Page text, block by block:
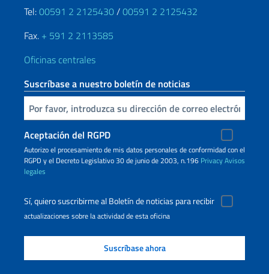
Tel:00591 2 2125430/00591 2 2125432
Fax. + 591 2 2113585
Oficinas centrales
Suscríbase a nuestro boletín de noticias
Inserta tu correo electronico
Aceptación del RGPD
Autorizo ​​el procesamiento de mis datos personales de conformidad con el
RGPD y el Decreto Legislativo 30 de junio de 2003, n.196 PrivacyAvisos
legales
Sí, quiero suscribirme al Boletín de noticias para recibir
actualizaciones sobre la actividad de esta oficina